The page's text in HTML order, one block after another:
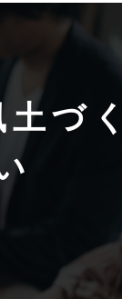
土づ